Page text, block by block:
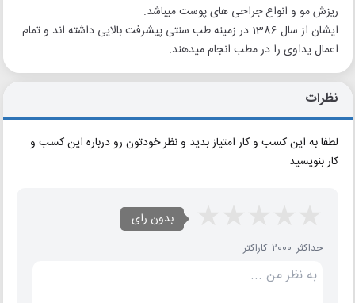
ریزش مو و انواع جراحی های پوست میباشد.
ایشان از سال 1386 در زمینه طب سنتی پیشرفت بالایی داشته اند و تمام
اعمال یداوی را در مطب انجام میدهند.
نظرات
لطفا به این کسب و کار امتیاز بدید و نظر خودتون رو درباره این کسب و
کار بنویسید
بدون رای
حداکثر 2000 کاراکتر